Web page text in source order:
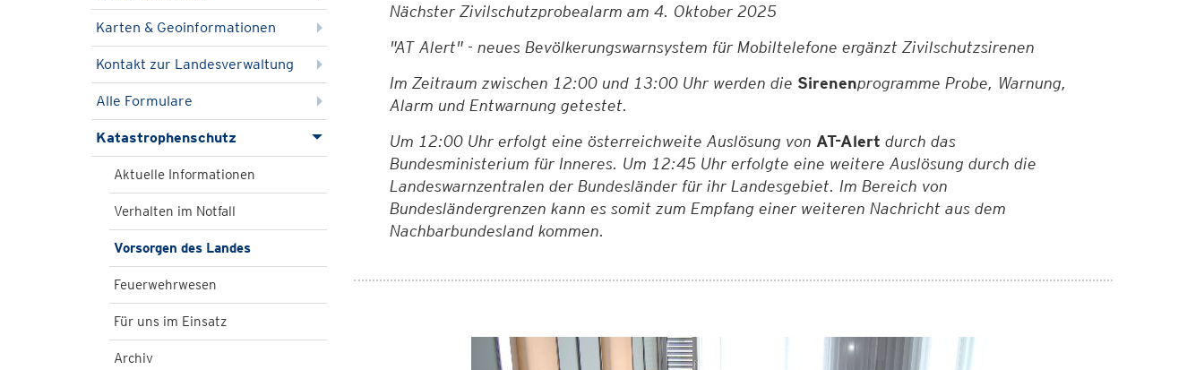
Karten & Geoinformationen
Kontakt zur Landesverwaltung
Alle Formulare
Katastrophenschutz
Aktuelle Informationen
Verhalten im Notfall
Vorsorgen des Landes
Feuerwehrwesen
Für uns im Einsatz
Archiv
Nächster Zivilschutzprobealarm am 4. Oktober 2025
"AT Alert" - neues Bevölkerungswarnsystem für Mobiltelefone ergänzt Zivilschutzsirenen
Im Zeitraum zwischen 12:00 und 13:00 Uhr werden die Sirenenprogramme Probe, Warnung,
Alarm und Entwarnung getestet.
Um 12:00 Uhr erfolgt eine österreichweite Auslösung von AT-Alert durch das
Bundesministerium für Inneres. Um 12:45 Uhr erfolgte eine weitere Auslösung durch die
Landeswarnzentralen der Bundesländer für ihr Landesgebiet. Im Bereich von
Bundesländergrenzen kann es somit zum Empfang einer weiteren Nachricht aus dem
Nachbarbundesland kommen.